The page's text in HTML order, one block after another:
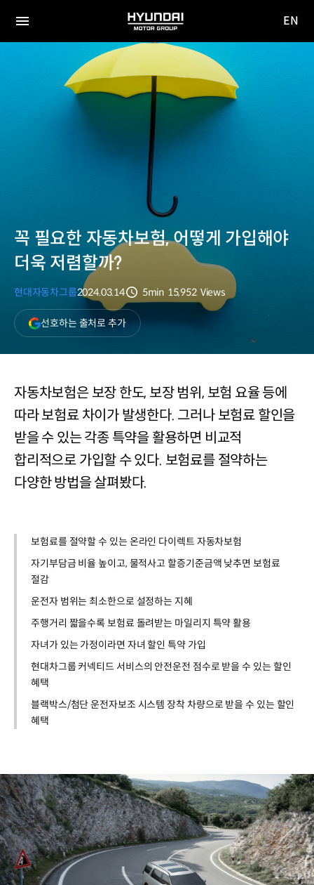
전체
HYUNDAI
MOTOR
EN
꼭 필요한 자동차보험, 어떻게 가입해야
더욱 저렴할까?
현대자동차그룹2024.03.14
분량
5min
조회수
15,952 Views
선호하는 출처로 추가(새
창
열림)
자동차보험은 보장 한도, 보장 범위, 보험 요율 등에
따라 보험료 차이가 발생한다. 그러나 보험료 할인을
받을 수 있는 각종 특약을 활용하면 비교적
합리적으로 가입할 수 있다. 보험료를 절약하는
다양한 방법을 살펴봤다.
보험료를 절약할 수 있는 온라인 다이렉트 자동차보험
자기부담금 비율 높이고, 물적사고 할증기준금액 낮추면 보험료
절감
운전자 범위는 최소한으로 설정하는 지혜
주행거리 짧을수록 보험료 돌려받는 마일리지 특약 활용
자녀가 있는 가정이라면 자녀 할인 특약 가입
현대차그룹 커넥티드 서비스의 안전운전 점수로 받을 수 있는 할인
혜택
블랙박스/첨단 운전자보조 시스템 장착 차량으로 받을 수 있는 할인
혜택